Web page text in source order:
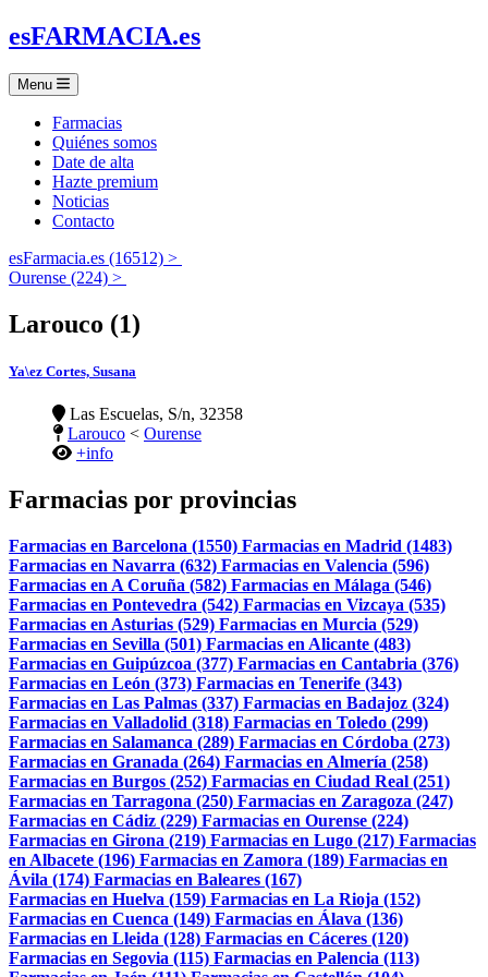
esFARMACIA.es
Menu
Farmacias
Quiénes somos
Date de alta
Hazte premium
Noticias
Contacto
esFarmacia.es (16512) >
Ourense (224) >
Larouco (1)
Ya\ez Cortes, Susana
Las Escuelas, S/n, 32358
Larouco < Ourense
+info
Farmacias por provincias
Farmacias en Barcelona (1550) Farmacias en Madrid (1483)
Farmacias en Navarra (632) Farmacias en Valencia (596)
Farmacias en A Coruña (582) Farmacias en Málaga (546)
Farmacias en Pontevedra (542) Farmacias en Vizcaya (535)
Farmacias en Asturias (529) Farmacias en Murcia (529)
Farmacias en Sevilla (501) Farmacias en Alicante (483)
Farmacias en Guipúzcoa (377) Farmacias en Cantabria (376)
Farmacias en León (373) Farmacias en Tenerife (343)
Farmacias en Las Palmas (337) Farmacias en Badajoz (324)
Farmacias en Valladolid (318) Farmacias en Toledo (299)
Farmacias en Salamanca (289) Farmacias en Córdoba (273)
Farmacias en Granada (264) Farmacias en Almería (258)
Farmacias en Burgos (252) Farmacias en Ciudad Real (251)
Farmacias en Tarragona (250) Farmacias en Zaragoza (247)
Farmacias en Cádiz (229) Farmacias en Ourense (224)
Farmacias en Girona (219) Farmacias en Lugo (217) Farmacias
en Albacete (196) Farmacias en Zamora (189) Farmacias en
Ávila (174) Farmacias en Baleares (167)
Farmacias en Huelva (159) Farmacias en La Rioja (152)
Farmacias en Cuenca (149) Farmacias en Álava (136)
Farmacias en Lleida (128) Farmacias en Cáceres (120)
Farmacias en Segovia (115) Farmacias en Palencia (113)